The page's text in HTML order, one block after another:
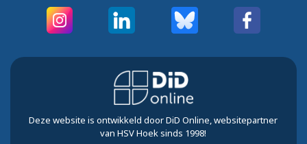
Deze website is ontwikkeld door DiD Online, websitepartner
van HSV Hoek sinds 1998!